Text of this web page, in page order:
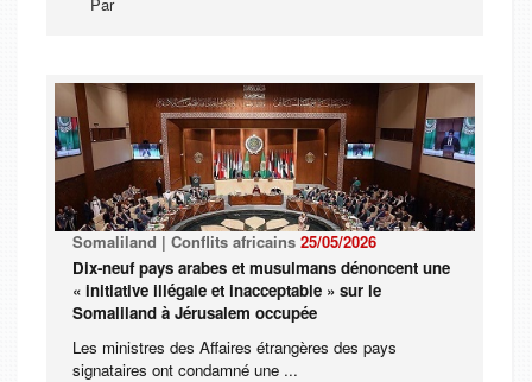
Somaliland | Conflits africains 25/05/2026
Dix-neuf pays arabes et musulmans dénoncent une
« initiative illégale et inacceptable » sur le
Somaliland à Jérusalem occupée
Les ministres des Affaires étrangères des pays
signataires ont condamné une ...